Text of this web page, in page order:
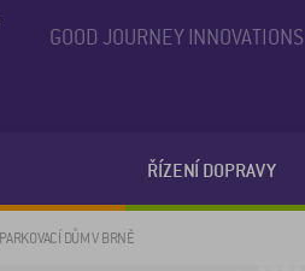
GOOD JOURNEY INNOVATIONS
ŘÍZENÍ DOPRAVY
PARKOVACÍ DŮM V BRNĚ